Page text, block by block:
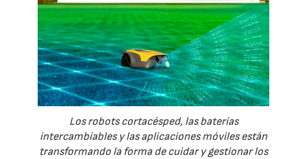
Los robots cortacésped, las baterías
intercambiables y las aplicaciones móviles están
transformando la forma de cuidar y gestionar los